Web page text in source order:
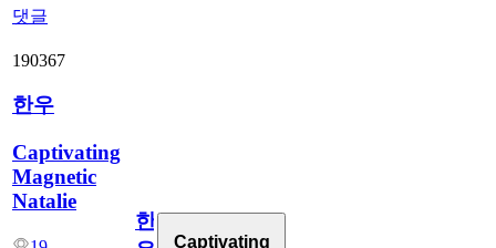
댓글
190367
한우
Captivating
Magnetic
Natalie
한
Captivating